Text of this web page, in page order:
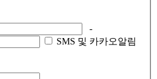
-
SMS 및 카카오알림